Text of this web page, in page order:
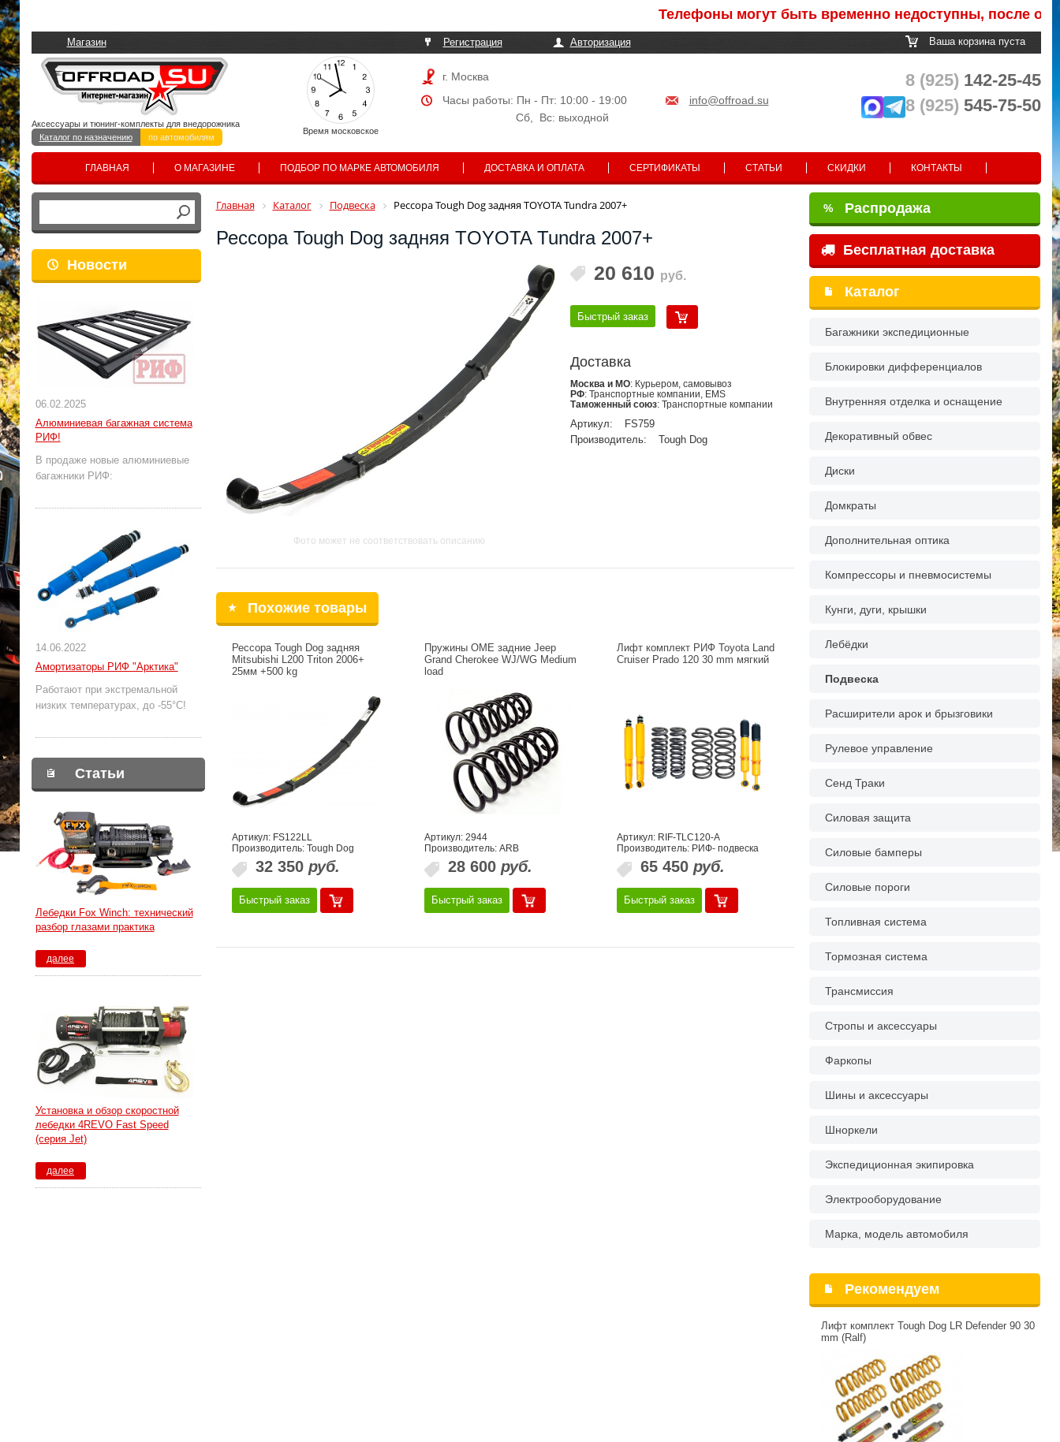
Телефоны могут быть временно недоступны, после
Магазин Регистрация Авторизация Ваша корзина пуста
Время московское
Аксессуары и тюнинг-комплекты для внедорожника
Каталог по назначению
по автомобилям
г. Москва
Часы работы: Пн - Пт: 10:00 - 19:00
info@offroad.su
Сб, Вс: выходной
8 (925) 142-25-45
8 (925) 545-75-50
ГЛАВНАЯ О МАГАЗИНЕ ПОДБОР ПО МАРКЕ АВТОМОБИЛЯ ДОСТАВКА И ОПЛАТА СЕРТИФИКАТЫ СТАТЬИ СКИДКИ КОНТАКТЫ
Новости
06.02.2025
Алюминиевая багажная система
РИФ!
В продаже новые алюминиевые
багажники РИФ:
14.06.2022
Амортизаторы РИФ "Арктика"
Работают при экстремальной
низких температурах, до -55°С!
Статьи
Лебедки Fox Winch: технический
разбор глазами практика
далее
Установка и обзор скоростной
лебедки 4REVO Fast Speed
(серия Jet)
далее
Главная Каталог Подвеска Рессора Tough Dog задняя TOYOTA Tundra 2007+
Рессора Tough Dog задняя TOYOTA Tundra 2007+
Фото может не соответствовать описанию
20 610 руб.
Быстрый заказ
Доставка
Москва и МО: Курьером, самовывоз
РФ: Транспортные компании, EMS
Таможенный союз: Транспортные компании
Артикул:
FS759
Производитель:
Tough Dog
Похожие товары
Рессора Tough Dog задняя
Mitsubishi L200 Triton 2006+
25мм +500 kg
Артикул: FS122LL
Производитель: Tough Dog
32 350 руб.
Быстрый заказ
Пружины OME задние Jeep
Grand Cherokee WJ/WG Medium
load
Артикул: 2944
Производитель: ARB
28 600 руб.
Быстрый заказ
Лифт комплект РИФ Toyota Land
Cruiser Prado 120 30 mm мягкий
Артикул: RIF-TLC120-A
Производитель: РИФ- подвеска
65 450 руб.
Быстрый заказ
% Распродажа
Бесплатная доставка
Каталог
Багажники экспедиционные
Блокировки дифференциалов
Внутренняя отделка и оснащение
Декоративный обвес
Диски
Домкраты
Дополнительная оптика
Компрессоры и пневмосистемы
Кунги, дуги, крышки
Лебёдки
Подвеска
Расширители арок и брызговики
Рулевое управление
Сенд Траки
Силовая защита
Силовые бамперы
Силовые пороги
Топливная система
Тормозная система
Трансмиссия
Стропы и аксессуары
Фаркопы
Шины и аксессуары
Шноркели
Экспедиционная экипировка
Электрооборудование
Марка, модель автомобиля
Рекомендуем
Лифт комплект Tough Dog LR Defender 90 30
mm (Ralf)